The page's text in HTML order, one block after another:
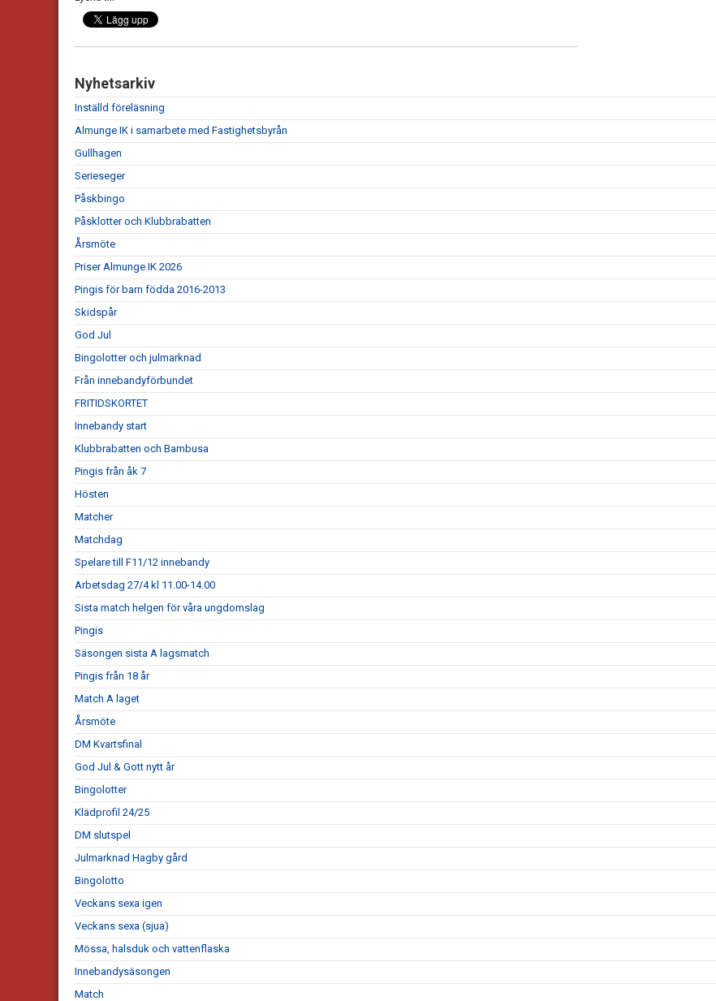
Nyhetsarkiv
Inställd föreläsning
Almunge IK i samarbete med Fastighetsbyrån
Gullhagen
Serieseger
Påskbingo
Påsklotter och Klubbrabatten
Årsmöte
Priser Almunge IK 2026
Pingis för barn födda 2016-2013
Skidspår
God Jul
Bingolotter och julmarknad
Från innebandyförbundet
FRITIDSKORTET
Innebandy start
Klubbrabatten och Bambusa
Pingis från åk 7
Hösten
Matcher
Matchdag
Spelare till F11/12 innebandy
Arbetsdag 27/4 kl 11.00-14.00
Sista match helgen för våra ungdomslag
Pingis
Säsongen sista A lagsmatch
Pingis från 18 år
Match A laget
Årsmöte
DM Kvartsfinal
God Jul & Gott nytt år
Bingolotter
Klädprofil 24/25
DM slutspel
Julmarknad Hagby gård
Bingolotto
Veckans sexa igen
Veckans sexa (sjua)
Mössa, halsduk och vattenflaska
Innebandysäsongen
Match